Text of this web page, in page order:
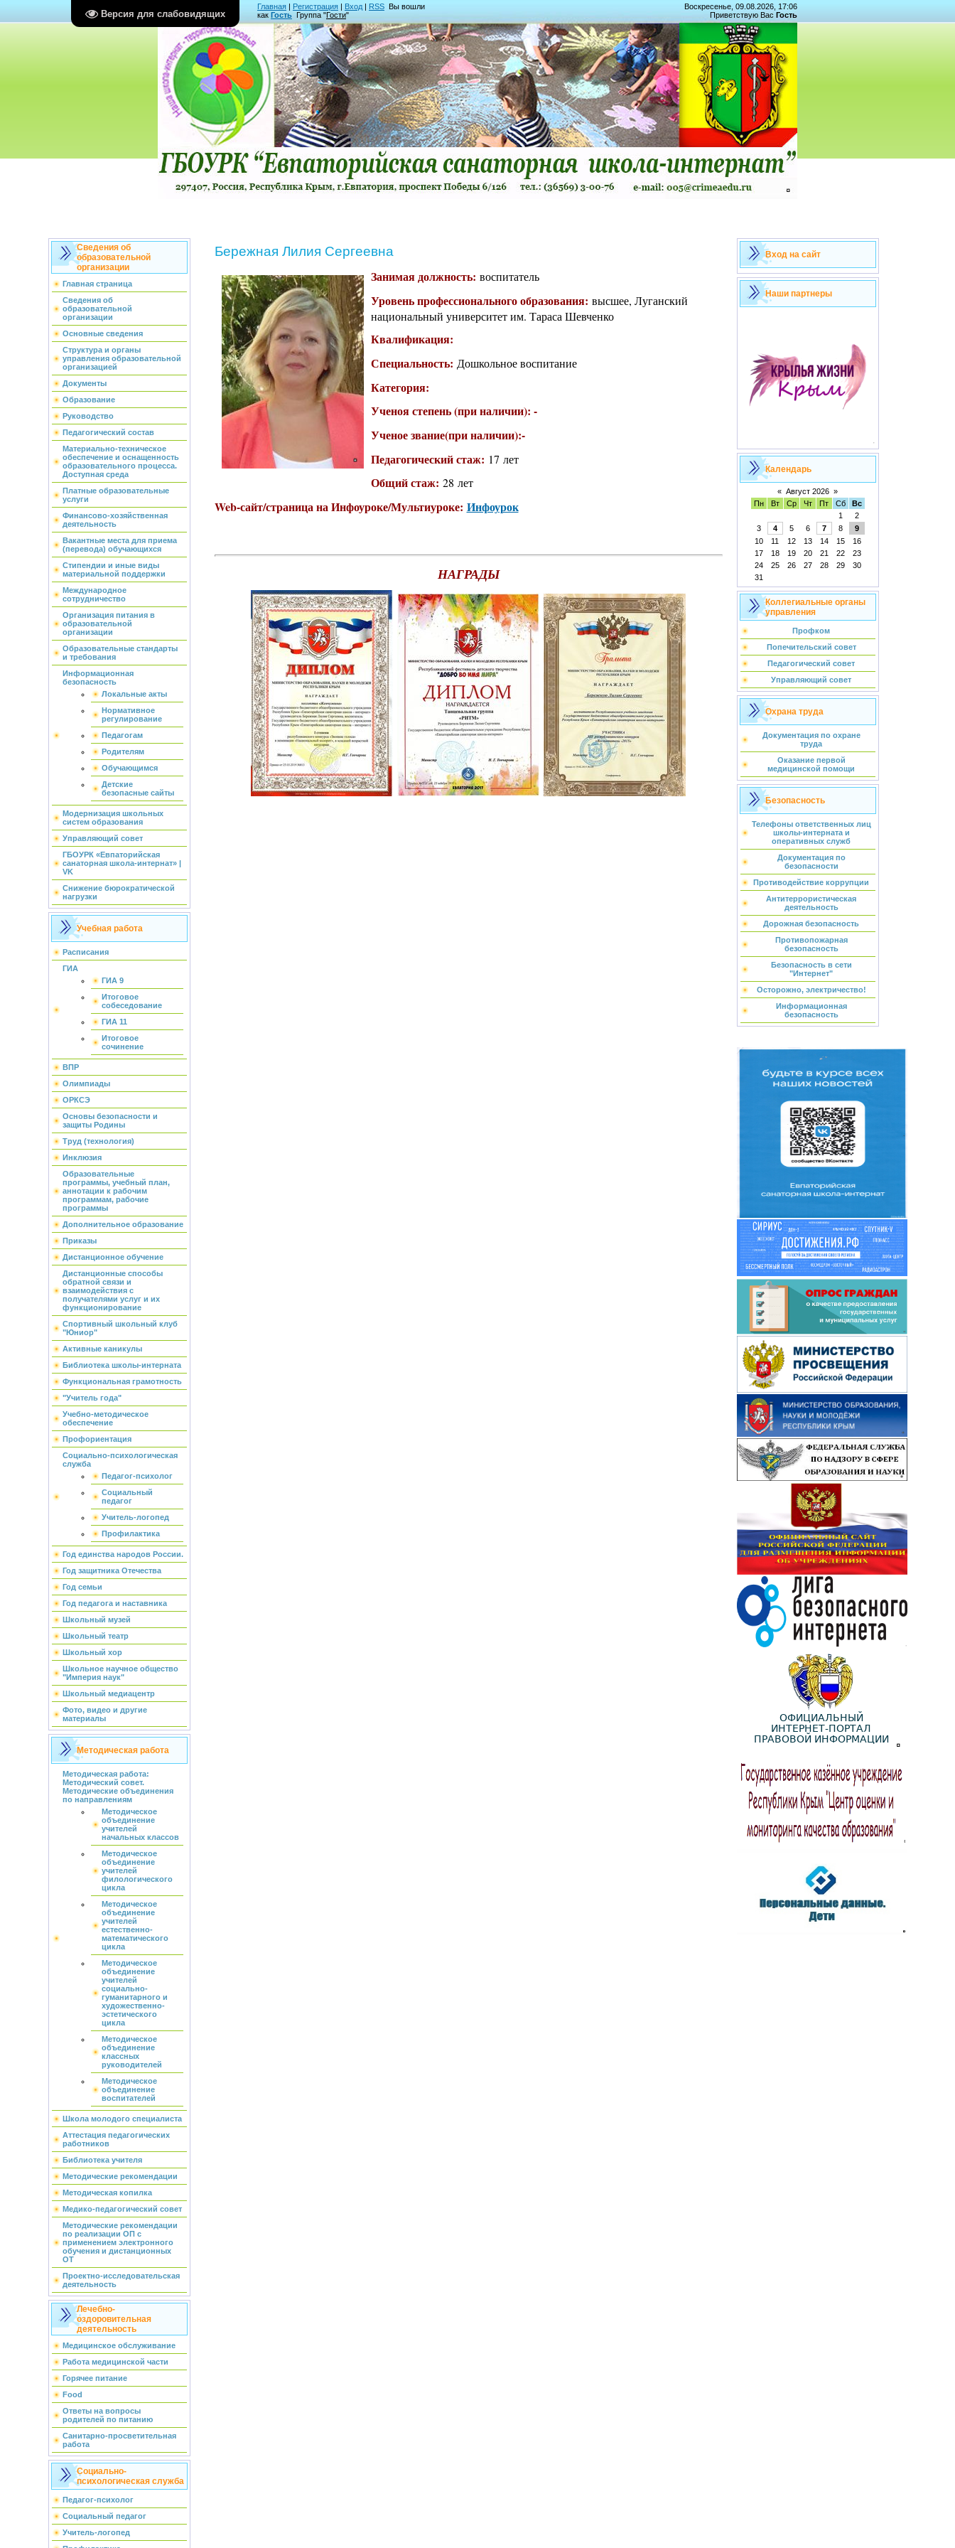
Версия для слабовидящих
Главная | Регистрация | Вход | RSS Вы вошли
как Гость Группа "Гости"
Воскресенье, 09.08.2026, 17:06
Приветствую Вас Гость
Сведения об
образовательной
организации
Главная страница
Сведения об
образовательной
организации
Основные сведения
Структура и органы
управления образовательной
организацией
Документы
Образование
Руководство
Педагогический состав
Материально-техническое
обеспечение и оснащенность
образовательного процесса.
Доступная среда
Платные образовательные
услуги
Финансово-хозяйственная
деятельность
Вакантные места для приема
(перевода) обучающихся
Стипендии и иные виды
материальной поддержки
Международное
сотрудничество
Организация питания в
образовательной
организации
Образовательные стандарты
и требования
Информационная
безопасность
Локальные акты
Нормативное
регулирование
Педагогам
Родителям
Обучающимся
Детские
безопасные сайты
Модернизация школьных
систем образования
Управляющий совет
ГБОУРК «Евпаторийская
санаторная школа-интернат» |
VK
Снижение бюрократической
нагрузки
Учебная работа
Расписания
ГИА
ГИА 9
Итоговое
собеседование
ГИА 11
Итоговое
сочинение
ВПР
Олимпиады
ОРКСЭ
Основы безопасности и
защиты Родины
Труд (технология)
Инклюзия
Образовательные
программы, учебный план,
аннотации к рабочим
программам, рабочие
программы
Дополнительное образование
Приказы
Дистанционное обучение
Дистанционные способы
обратной связи и
взаимодействия с
получателями услуг и их
функционирование
Спортивный школьный клуб
"Юниор"
Активные каникулы
Библиотека школы-интерната
Функциональная грамотность
"Учитель года"
Учебно-методическое
обеспечение
Профориентация
Социально-психологическая
служба
Педагог-психолог
Социальный
педагог
Учитель-логопед
Профилактика
Год единства народов России.
Год защитника Отечества
Год семьи
Год педагога и наставника
Школьный музей
Школьный театр
Школьный хор
Школьное научное общество
"Империя наук"
Школьный медиацентр
Фото, видео и другие
материалы
Методическая работа
Методическая работа:
Методический совет.
Методические объединения
по направлениям
Методическое
объединение
учителей
начальных классов
Методическое
объединение
учителей
филологического
цикла
Методическое
объединение
учителей
естественно-
математического
цикла
Методическое
объединение
учителей
социально-
гуманитарного и
художественно-
эстетического
цикла
Методическое
объединение
классных
руководителей
Методическое
объединение
воспитателей
Школа молодого специалиста
Аттестация педагогических
работников
Библиотека учителя
Методические рекомендации
Методическая копилка
Медико-педагогический совет
Методические рекомендации
по реализации ОП с
применением электронного
обучения и дистанционных
ОТ
Проектно-исследовательская
деятельность
Лечебно-
оздоровительная
деятельность
Медицинское обслуживание
Работа медицинской части
Горячее питание
Food
Ответы на вопросы
родителей по питанию
Санитарно-просветительная
работа
Социально-
психологическая служба
Педагог-психолог
Социальный педагог
Учитель-логопед
Бережная Лилия Сергеевна
Занимая должность: воспитатель
Уровень профессионального образования: высшее, Луганский
национальный университет им. Тараса Шевченко
Квалификация:
Специальность: Дошкольное воспитание
Категория:
Ученоя степень (при наличии): -
Ученое звание(при наличии):-
Педагогический стаж: 17 лет
Общий стаж: 28 лет
Web-сайт/страница на Инфоуроке/Мультиуроке: Инфоурок
НАГРАДЫ
Вход на сайт
Наши партнеры
Календарь
« Август 2026 »
Пн
Вт Ср Чт Пт Сб
Вс
1
2
3
4 5 6 7 8
9
10
11 12 13 14 15
16
17
18 19 20 21 22
23
24
25 26 27 28 29
30
31
Коллегиальные органы
управления
Профком
Попечительский совет
Педагогический совет
Управляющий совет
Охрана труда
Документация по охране
труда
Оказание первой
медицинской помощи
Безопасность
Телефоны ответственных лиц
школы-интерната и
оперативных служб
Документация по
безопасности
Противодействие коррупции
Антитеррористическая
деятельность
Дорожная безопасность
Противопожарная
безопасность
Безопасность в сети
"Интернет"
Осторожно, электричество!
Информационная
безопасность